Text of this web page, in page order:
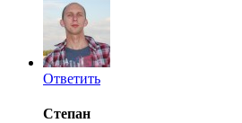
Ответить
Степан